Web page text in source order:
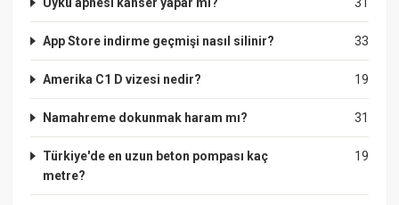
33
App Store indirme geçmişi nasıl silinir?
19
Amerika C1 D vizesi nedir?
31
Namahreme dokunmak haram mı?
19
Türkiye'de en uzun beton pompası kaç
metre?